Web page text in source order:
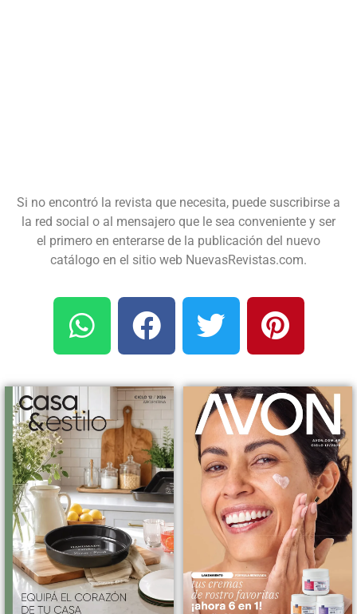
Si no encontró la revista que necesita, puede suscribirse a
la red social o al mensajero que le sea conveniente y ser
el primero en enterarse de la publicación del nuevo
catálogo en el sitio web NuevasRevistas.com.